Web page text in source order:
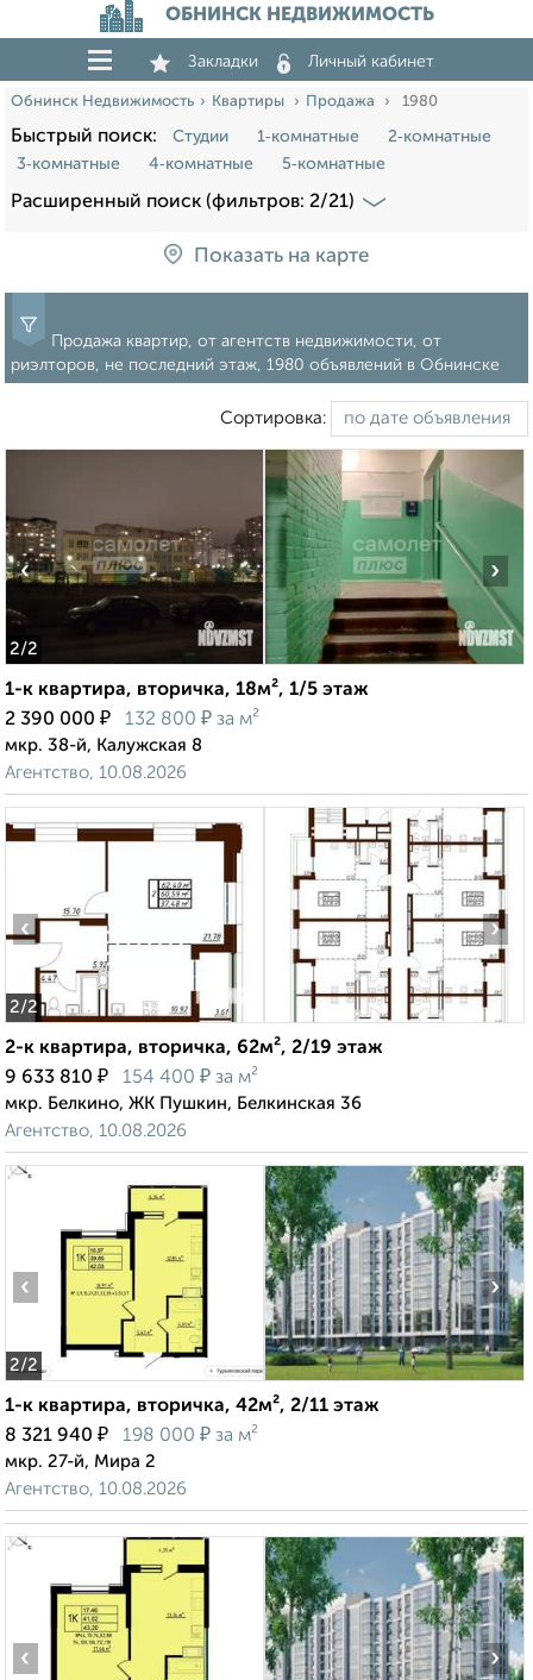
ОБНИНСК НЕДВИЖИМОСТЬ
Закладки Личный кабинет
Обнинск Недвижимость Квартиры Продажа 1980
Быстрый поиск: Студии 1‑комнатные
2‑комнатные
3‑комнатные
4‑комнатные 5‑комнатные
Расширенный поиск (фильтров: 2/21)
Показать на карте
Продажа квартир, от агентств недвижимости, от
риэлторов, не последний этаж, 1980 объявлений в Обнинске
Сортировка:
2/2
‹ ›
1-к квартира, вторичка, 18м², 1/5 этаж
2 390 000 ₽ 132 800 ₽ за м²
мкр. 38-й, Калужская 8
Агентство, 10.08.2026
2/2
‹ ›
2-к квартира, вторичка, 62м², 2/19 этаж
9 633 810 ₽ 154 400 ₽ за м²
мкр. Белкино, ЖК Пушкин, Белкинская 36
Агентство, 10.08.2026
2/2
‹ ›
1-к квартира, вторичка, 42м², 2/11 этаж
8 321 940 ₽ 198 000 ₽ за м²
мкр. 27-й, Мира 2
Агентство, 10.08.2026
‹ ›